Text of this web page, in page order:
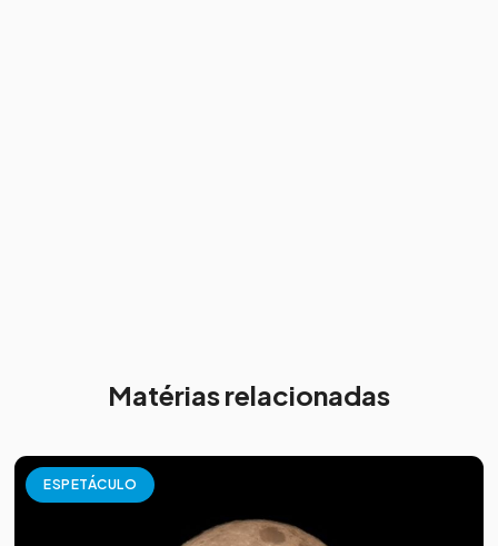
Matérias relacionadas
ESPETÁCULO